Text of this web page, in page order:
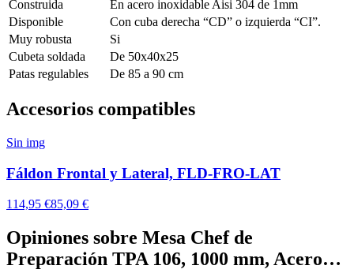
Construida
En acero inoxidable Aisi 304 de 1mm
Disponible
Con cuba derecha “CD” o izquierda “CI”.
Muy robusta
Si
Cubeta soldada
De 50x40x25
Patas regulables
De 85 a 90 cm
Accesorios compatibles
Sin img
Fáldon Frontal y Lateral, FLD-FRO-LAT
114,95 €85,09 €
Opiniones sobre Mesa Chef de
Preparación TPA 106, 1000 mm, Acero…